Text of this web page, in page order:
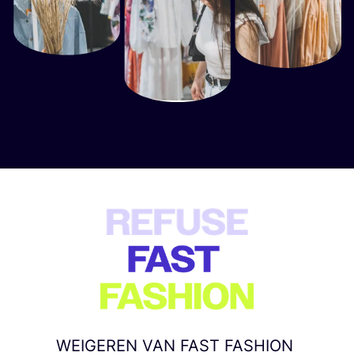
USP block
WEIGEREN VAN FAST FASHION